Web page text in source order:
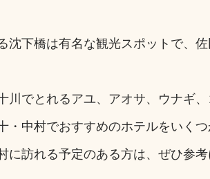
沈下橋は有名な観光スポットで、
川でとれるアユ、アオサ、ウナギ、
・中村でおすすめのホテルをいくつ
に訪れる予定のある方は、ぜひ参考